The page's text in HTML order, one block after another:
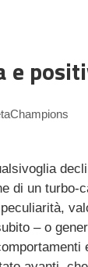
e
di un turbo-
– o